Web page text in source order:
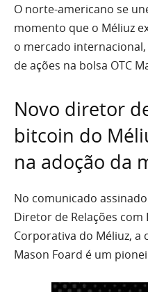
O norte-americano se
momento que o Méliuz
o mercado
de ações na bolsa OTC
Novo diretor
bitcoin do
na adoção da
No comunicado
Diretor de Relações
Corporativa do Méliuz, a
Mason Foard é um